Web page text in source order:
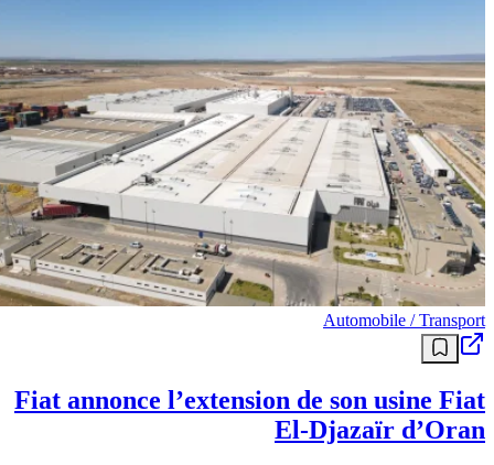
Automobile / Transport
Fiat annonce l’extension de son usine Fiat
El-Djazaïr d’Oran